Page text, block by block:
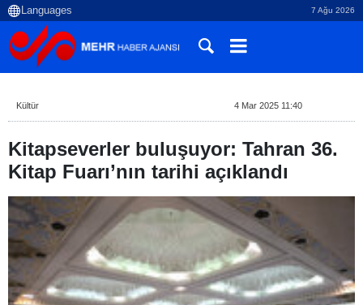
7 Ağu 2026
Kültür 4 Mar 2025 11:40
Kitapseverler buluşuyor: Tahran 36.
Kitap Fuarı’nın tarihi açıklandı